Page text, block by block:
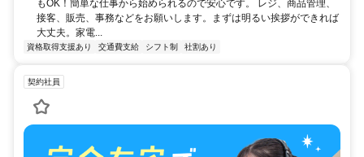
もOK！簡単な仕事から始められるので安心です。 レジ、商品管理、
接客、販売、事務などをお願いします。まずは明るい挨拶ができれば
大丈夫。家電...
資格取得支援あり 交通費支給 シフト制 社割あり
契約社員